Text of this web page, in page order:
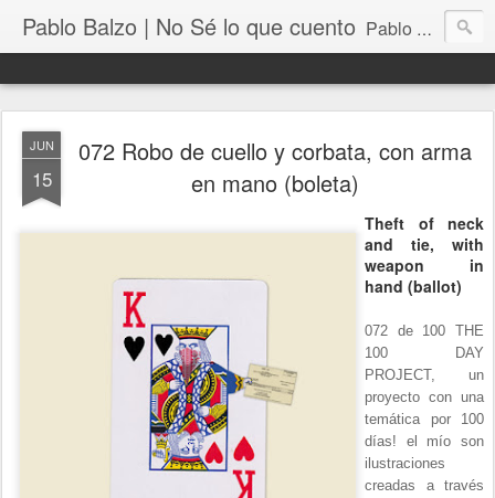
Pablo Balzo | No Sé lo que cuento Pablo Balzo Ilustración-collage
JUN
15
072 Robo de cuello y corbata, con arma
en mano (boleta)
Theft of neck
and tie, with
weapon in
hand (ballot)
072 de 100 THE
100 DAY
PROJECT, un
proyecto con una
temática por 100
días! el mío son
ilustraciones
creadas a través